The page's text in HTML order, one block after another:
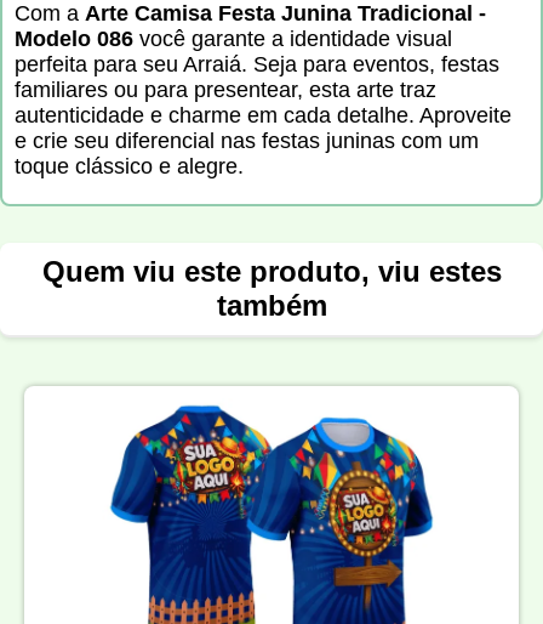
Com a Arte Camisa Festa Junina Tradicional -
Modelo 086 você garante a identidade visual
perfeita para seu Arraiá. Seja para eventos, festas
familiares ou para presentear, esta arte traz
autenticidade e charme em cada detalhe. Aproveite
e crie seu diferencial nas festas juninas com um
toque clássico e alegre.
Quem viu este produto, viu estes
também